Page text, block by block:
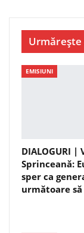
Urmărește
EMISIUNI
DIALOGURI |
Sprinceană:
sper ca
următoare